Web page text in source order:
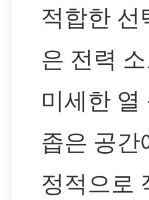
적합한
은 전력
미세한
좁은 공
정적으로